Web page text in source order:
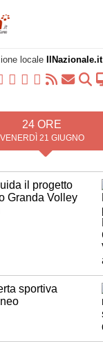
locale IlNazionale.it
24 ORE
VENERDÌ 21 GIUGNO
il progetto
Granda Volley
sportiva